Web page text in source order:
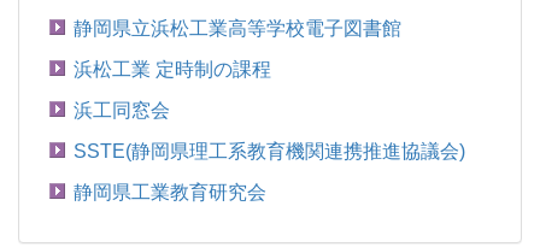
静岡県立浜松工業高等学校電子図書館
浜松工業 定時制の課程
浜工同窓会
SSTE(静岡県理工系教育機関連携推進協議会)
静岡県工業教育研究会